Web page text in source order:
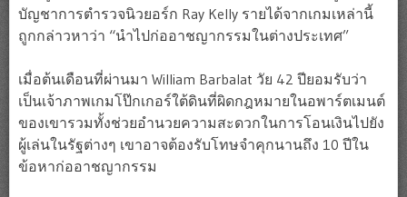
บัญชาการตำรวจนิวยอร์ก Ray Kelly รายได้จากเกมเหล่านี้
ถูกกล่าวหาว่า “นำไปก่ออาชญากรรมในต่างประเทศ”
เมื่อต้นเดือนที่ผ่านมา William Barbalat วัย 42 ปียอมรับว่า
เป็นเจ้าภาพเกมโป๊กเกอร์ใต้ดินที่ผิดกฎหมายในอพาร์ตเมนต์
ของเขารวมทั้งช่วยอำนวยความสะดวกในการโอนเงินไปยัง
ผู้เล่นในรัฐต่างๆ เขาอาจต้องรับโทษจำคุกนานถึง 10 ปีใน
ข้อหาก่ออาชญากรรม